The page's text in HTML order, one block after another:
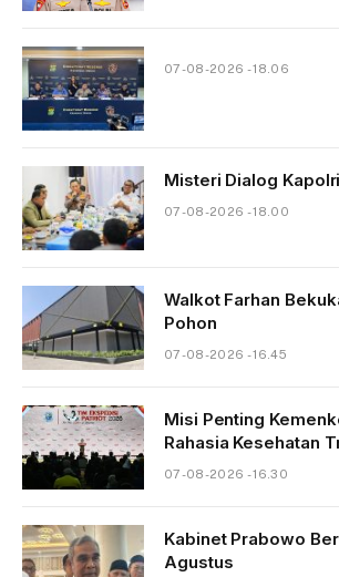
07-08-2026 - 18.06
Misteri Dialog
07-08-2026 - 18.00
Walkot Farhan
Pohon
07-08-2026 - 16.45
Misi Penting
Rahasia Kesehatan
07-08-2026 - 16.30
Kabinet Prabowo
Agustus